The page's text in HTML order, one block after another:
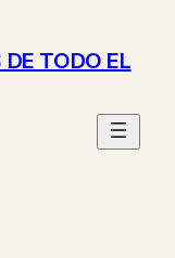
TODO EL